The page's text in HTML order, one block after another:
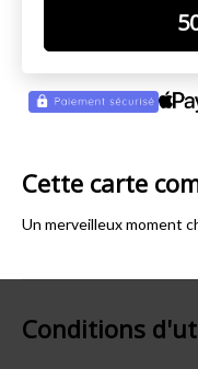
Cette carte
Un merveilleux moment
Conditions